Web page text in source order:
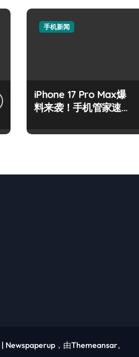
手机新闻
iPhone 17 Pro Max爆
料来袭！手机管家速带
| Newspaperup ，由Themeansar。